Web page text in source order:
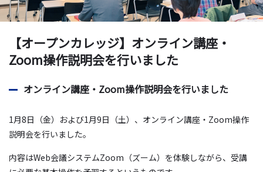
【オープンカレッジ】オンライン講座・
Zoom操作説明会を行いました
オンライン講座・Zoom操作説明会を行いました
1月8日（金）および1月9日（土）、オンライン講座・Zoom操作
説明会を行いました。
内容はWeb会議システムZoom（ズーム）を体験しながら、受講